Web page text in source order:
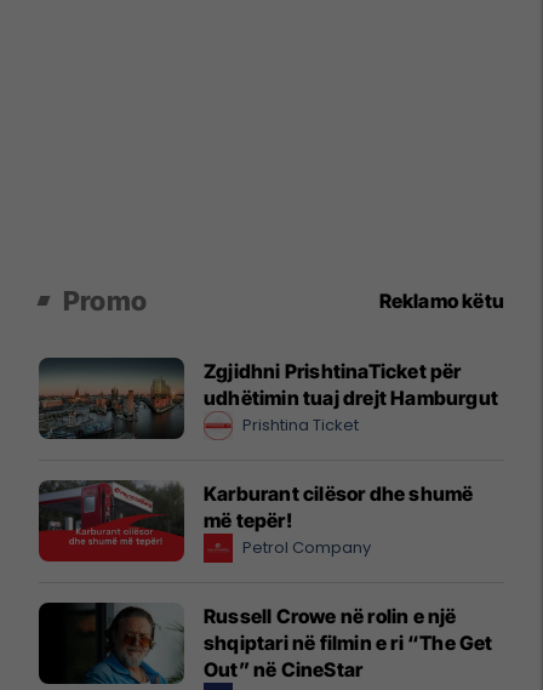
Promo Reklamo këtu
Zgjidhni PrishtinaTicket për
udhëtimin tuaj drejt Hamburgut
Prishtina Ticket
Karburant cilësor dhe shumë
më tepër!
Petrol Company
Russell Crowe në rolin e një
shqiptari në filmin e ri “The Get
Out” në CineStar